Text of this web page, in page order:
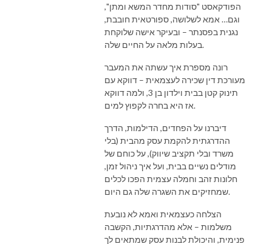
הפודקאסט "סודות מחדר המשא ומתן",
וגם… אמא לשלושה, ספורטאית חובבת,
נגנית בפסנתר – ובעיקר אישה שלוקחת
בעלות מלאה על החיים שלה.
רונה מספרת איך עשתה את המעבר
מעורכת דין שכירה לעצמאית – דווקא עם
תינוק קטן בבית וילדון בן 3, ולמה דווקא
אז היא בחרה לקפוץ למים.
דיברנו על הפחדים, הדילמות, הדרך
ההדרגתית להקמת עסק מהבית (בלי
משרד ובלי תקציב שיווק), על כוחם של
מודלים נשיים בבית, ועל איך ניהול זמן,
חלונות זהב וחמלה עצמית הפכו לכלים
שמחזיקים את השגרה שלה גם היום.
הצלחה כעצמאית ואמא לא נובעת
משלמות – אלא מהדרגתיות, הקשבה
פנימית, והיכולת לבנות עסק שמתאים לך